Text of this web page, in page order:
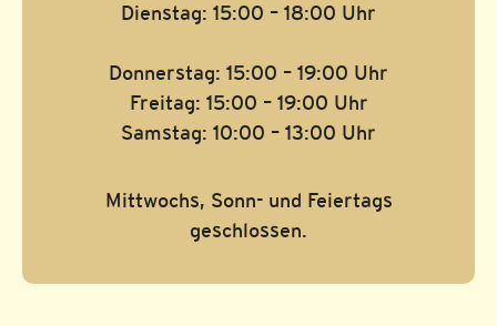
Dienstag: 15:00 – 18:00 Uhr
Donnerstag: 15:00 – 19:00 Uhr
Freitag: 15:00 – 19:00 Uhr
Samstag: 10:00 – 13:00 Uhr
Mittwochs, Sonn- und Feiertags
geschlossen.